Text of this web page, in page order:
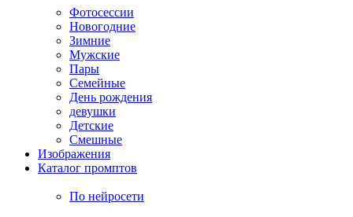
Фотосессии
Новогодние
Зимние
Мужские
Пары
Семейные
День рождения
девушки
Детские
Смешные
Изображения
Каталог промптов
По нейросети